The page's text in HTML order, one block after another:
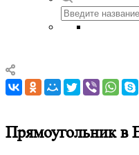
Прямоугольник в